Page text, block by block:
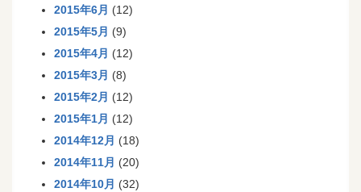
2015年6月 (12)
2015年5月 (9)
2015年4月 (12)
2015年3月 (8)
2015年2月 (12)
2015年1月 (12)
2014年12月 (18)
2014年11月 (20)
2014年10月 (32)